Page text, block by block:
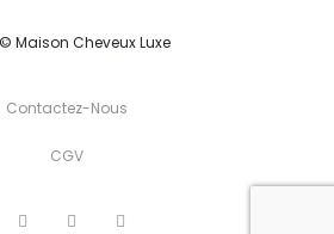
Maison Cheveux Luxe
Contactez-Nous
CGV